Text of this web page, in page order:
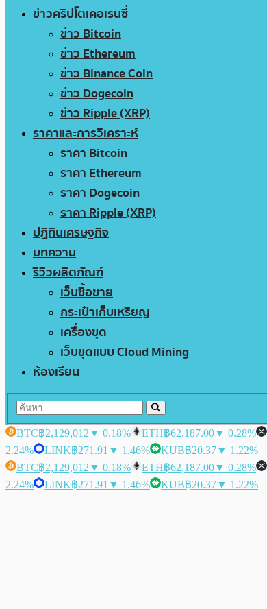
ข่าวคริปโตเคอเรนซี่
ข่าว Bitcoin
ข่าว Ethereum
ข่าว Binance Coin
ข่าว Dogecoin
ข่าว Ripple (XRP)
ราคาและการวิเคราะห์
ราคา Bitcoin
ราคา Ethereum
ราคา Dogecoin
ราคา Ripple (XRP)
ปฏิทินเศรษฐกิจ
บทความ
รีวิวผลิตภัณฑ์
เว็บซื้อขาย
กระเป๋าเก็บเหรียญ
เครื่องขุด
เว็บขุดแบบ Cloud Mining
ห้องเรียน
BTC฿2,129,012 ▼ 0.18% ETH฿62,187.00▼ 0.28%
2.24%
LINK฿271.91 ▼ 1.46% KUB฿20.37▼ 1.22%
BTC฿2,129,012 ▼ 0.18% ETH฿62,187.00▼ 0.28%
2.24%
LINK฿271.91 ▼ 1.46% KUB฿20.37▼ 1.22%